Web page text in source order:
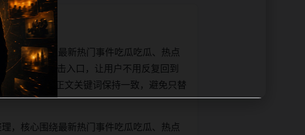
，核心围绕最新热门事件吃瓜吃瓜、热点
语义和可点击入口，让用户不用反复回到
alt、title和正文关键词保持一致，避免只替
，核心围绕最新热门事件吃瓜吃瓜、热点